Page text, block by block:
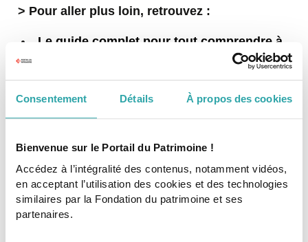
Consentement Détails À propos des cookies
Bienvenue sur le Portail du Patrimoine !
Accédez à l’intégralité des contenus, notamment vidéos,
en acceptant l’utilisation des cookies et des technologies
similaires par la Fondation du patrimoine et ses
partenaires.
> Pour aller plus loin, retrouvez :
Le guide complet pour tout comprendre à
la collecte de dons
, l'outil phare de la
moyenne 10% du plan de financement.
Tous les détails du dispositif et les
démarches pour candidater au
financementde la Fondation du patrimoine
pour lesprojets public .